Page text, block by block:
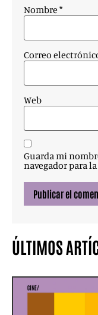
Nombre *
Correo
Web
Guarda mi
navegador para
ÚLTIMOS